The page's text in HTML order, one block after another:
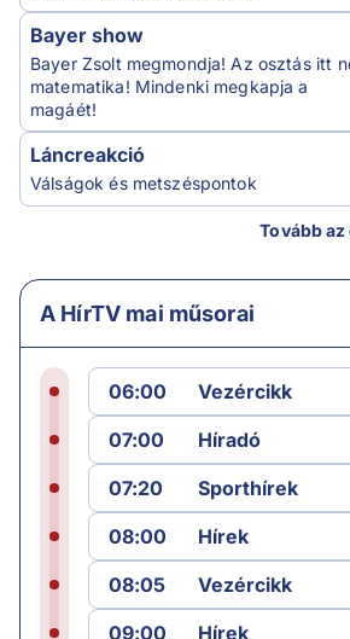
Bayer show
Bayer Zsolt megmondja! Az osztás itt
matematika! Mindenki megkapja a
magáét!
Láncreakció
Válságok és metszéspontok
Tovább
A HírTV mai műsorai
06:00
Vezércikk
07:00
Híradó
07:20
Sporthírek
08:00
Hírek
08:05
Vezércikk
09:00
Hírek